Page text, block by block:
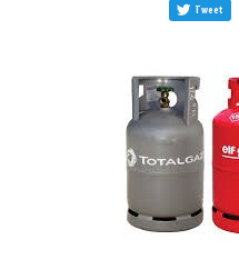
Tweet